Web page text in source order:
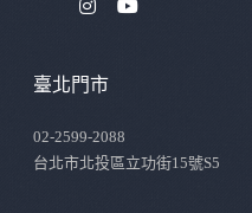
臺北門市
02-2599-2088
台北市北投區立功街15號S5